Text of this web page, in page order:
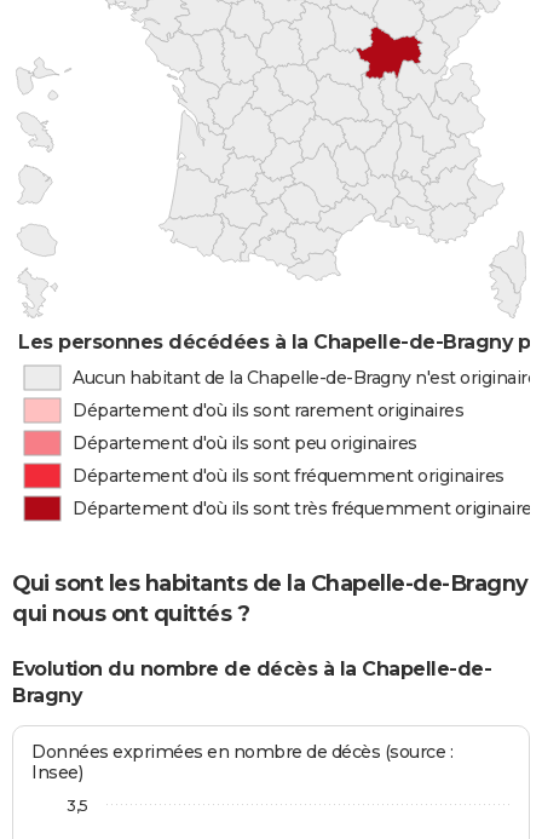
Les personnes décédées à la Chapelle-de-Bragny
Aucun habitant de la Chapelle-de-Bragny n'est
Département d'où ils sont rarement originaires
Département d'où ils sont peu originaires
Département d'où ils sont fréquemment originaires
Département d'où ils sont très fréquemment originaires
Qui sont les habitants de la Chapelle-de-Bragny
qui nous ont quittés ?
Evolution du nombre de décès à la Chapelle-de-
Bragny
Données exprimées en nombre de décès (source :
Insee)
3,5